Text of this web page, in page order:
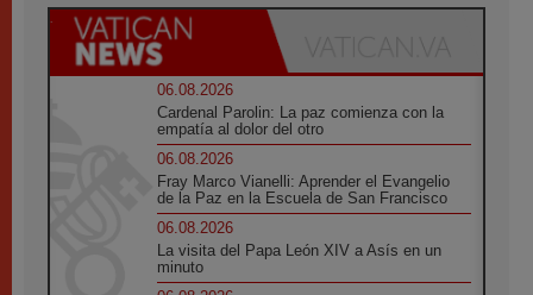
06.08.2026
Cardenal Parolin: La paz comienza con la
empatía al dolor del otro
06.08.2026
Fray Marco Vianelli: Aprender el Evangelio
de la Paz en la Escuela de San Francisco
06.08.2026
La visita del Papa León XIV a Asís en un
minuto